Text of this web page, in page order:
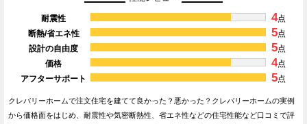
耐震性 4点
断熱/省エネ性
5点
設計の自由度
5点
価格
4点
アフターサポート
5点
クレバリーホームで注文住宅を建てて良かった？悪かった？クレバリーホームの実例
から価格面をはじめ、耐震性や気密断熱性、省エネ性などの住宅性能など口コミで評